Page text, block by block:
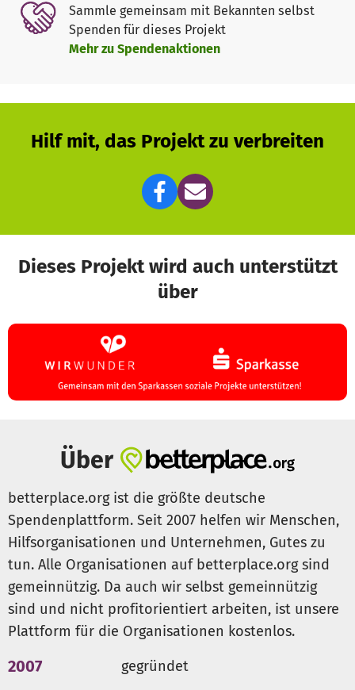
Sammle gemeinsam mit Bekannten selbst
Spenden für dieses Projekt
Mehr zu Spendenaktionen
Hilf mit, das Projekt zu verbreiten
Dieses Projekt wird auch unterstützt
über
Über
betterplace.org ist die größte deutsche
Spendenplattform. Seit 2007 helfen wir Menschen,
Hilfsorganisationen und Unternehmen, Gutes zu
tun. Alle Organisationen auf betterplace.org sind
gemeinnützig. Da auch wir selbst gemeinnützig
sind und nicht profitorientiert arbeiten, ist unsere
Plattform für die Organisationen kostenlos.
2007 gegründet